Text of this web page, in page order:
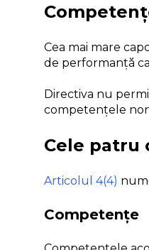
Cea mai mare
de performanță
Directiva nu
competențele
Cele patru
Articolul 4(4)
Competențe